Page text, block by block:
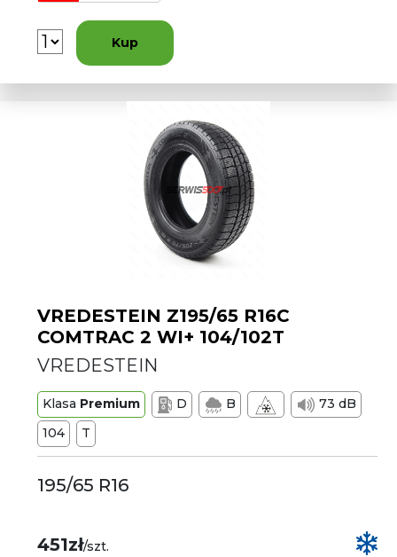
Kup
VREDESTEIN Z195/65 R16C
COMTRAC 2 WI+ 104/102T
VREDESTEIN
Klasa Premium D B
73 dB
104
T
195/65 R16
451zł/szt.